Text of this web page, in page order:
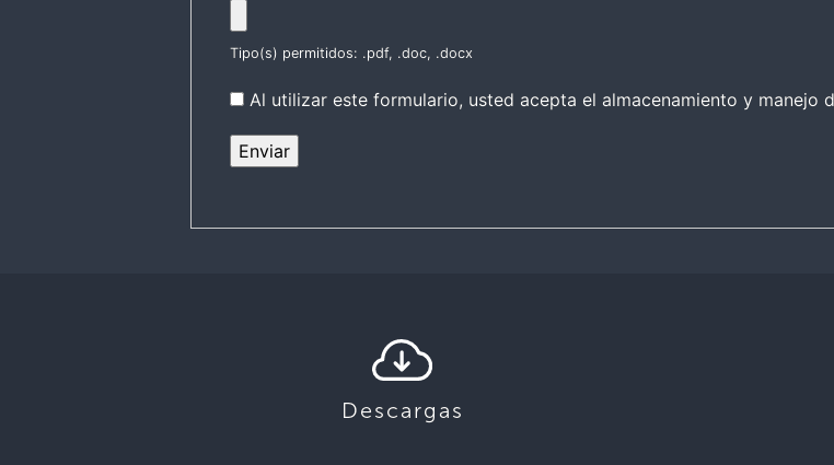
Tipo(s) permitidos: .pdf, .doc, .docx
Al utilizar este formulario, usted acepta el almacenamiento y manejo
Descargas